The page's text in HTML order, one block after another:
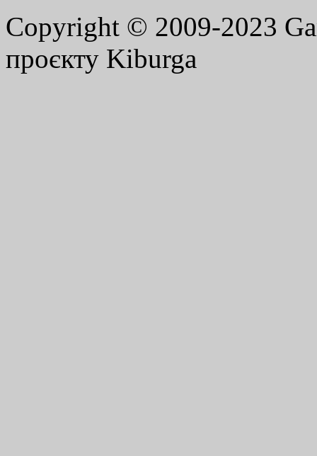
Copyright © 2009-2023
проєкту Kiburga